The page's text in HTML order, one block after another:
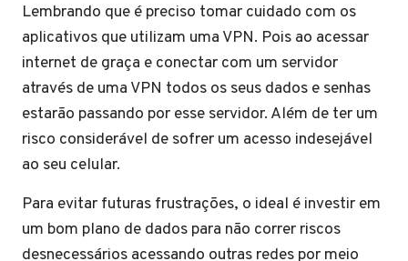
Lembrando que é preciso tomar cuidado com os
aplicativos que utilizam uma VPN. Pois ao acessar
internet de graça e conectar com um servidor
através de uma VPN todos os seus dados e senhas
estarão passando por esse servidor. Além de ter um
risco considerável de sofrer um acesso indesejável
ao seu celular.
Para evitar futuras frustrações, o ideal é investir em
um bom plano de dados para não correr riscos
desnecessários acessando outras redes por meio